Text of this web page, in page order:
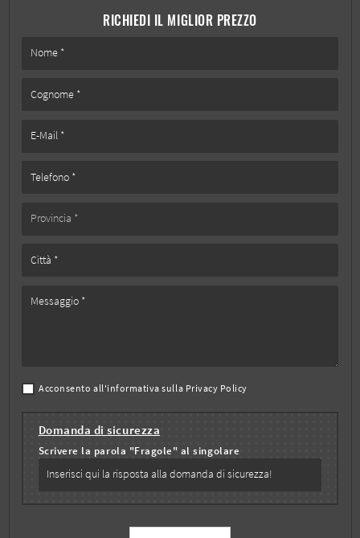
RICHIEDI IL MIGLIOR PREZZO
Acconsento all'informativa sulla Privacy Policy
Domanda di sicurezza
Scrivere la parola "Fragole" al singolare